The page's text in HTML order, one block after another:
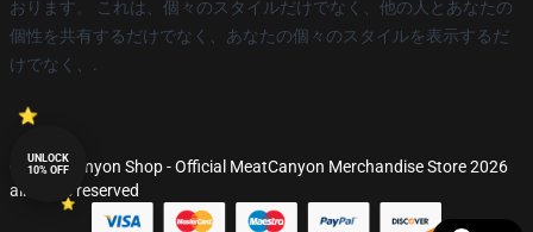
おります。 これは、個々のスタイルだけでなく、他の人とあなたの
個性を共有するだけでなく、あなたの個々のスタイルを表示するだ
けでなく、.
© MeatCanyon Shop - Official MeatCanyon Merchandise Store 2026
all rights reserved
UNLOCK
10% OFF